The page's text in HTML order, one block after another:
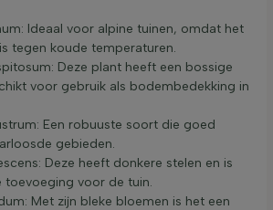
Ideaal voor alpine tuinen, omdat het
tegen koude temperaturen.
Deze plant heeft een bossige
voor gebruik als bodembedekking in
Een robuuste soort die goed
gebieden.
Deze heeft donkere stelen en is
toevoeging voor de tuin.
Met zijn bleke bloemen is het een